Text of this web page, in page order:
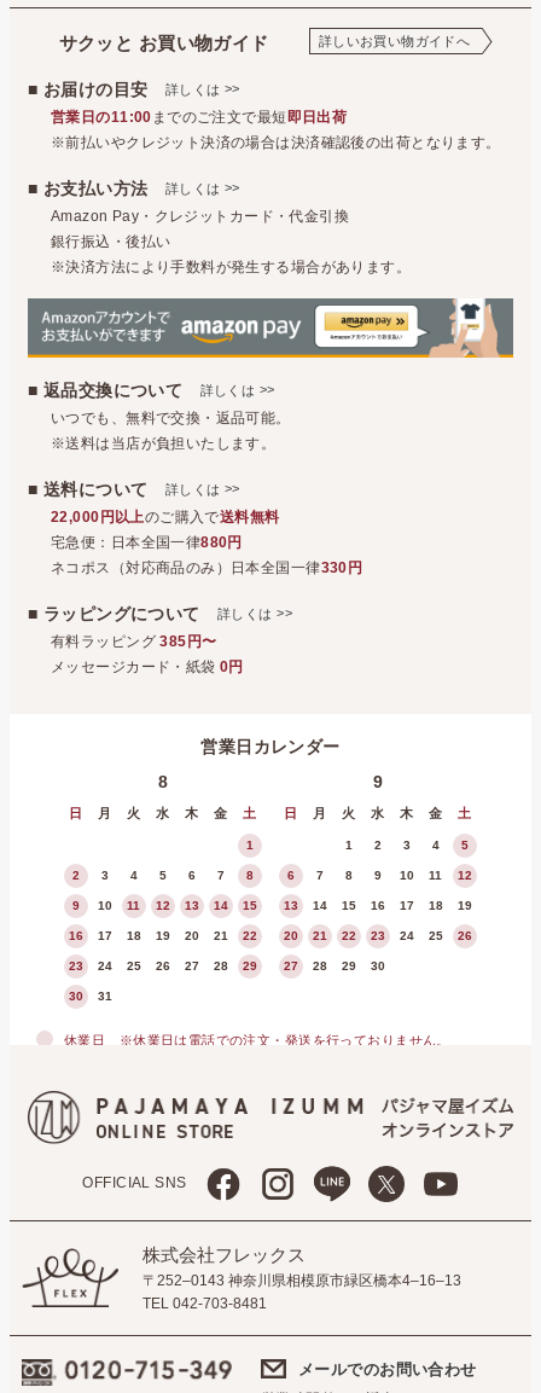
サクッと お買い物ガイド 詳しいお買い物ガイドへ
■ お届けの目安 詳しくは >>
営業日の11:00 までのご注文で最短 即日出荷
※前払いやクレジット決済の場合は決済確認後の出荷となります。
■ お支払い方法 詳しくは >>
Amazon Pay・クレジットカード・代金引換
銀行振込・後払い
※決済方法により手数料が発生する場合があります。
■ 返品交換について 詳しくは >>
いつでも、無料で交換・返品可能。
※送料は当店が負担いたします。
■ 送料について 詳しくは >>
22,000円以上のご購入で送料無料
宅急便：日本全国一律880円
ネコポス（対応商品のみ）日本全国一律330円
■ ラッピングについて詳しくは>>
有料ラッピング385円〜
メッセージカード・紙袋0円
営業日カレンダー
8
日 月 火 水 木 金 土
1
2 3 4 5 6 7 8
9 10 11 12 13 14 15
16 17 18 19 20 21 22
23 24 25 26 27 28 29
30 31
9
日 月 火 水 木 金 土
1 2 3 4 5
6 7 8 9 10 11 12
13 14 15 16 17 18 19
20 21 22 23 24 25 26
27 28 29 30
休業日 ※休業日は電話での注文・発送を行っておりません。
OFFICIAL SNS
株式会社フレックス
〒252–0143 神奈川県相模原市緑区橋本4–16–13
TEL 042-703-8481
メールでのお問い合わせ